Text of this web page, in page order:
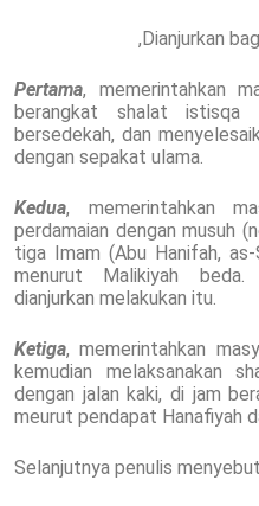
Dianjurkan
Pertama, memerintahkan
berangkat shalat istisqa
bersedekah, dan
dengan sepakat ulama.
Kedua, memerintahkan
perdamaian dengan musuh
tiga Imam (Abu Hanifah,
menurut Malikiyah
dianjurkan melakukan itu.
Ketiga, memerintahkan
kemudian melaksanakan
dengan jalan kaki, di jam
meurut pendapat Hanafiyah
Selanjutnya penulis